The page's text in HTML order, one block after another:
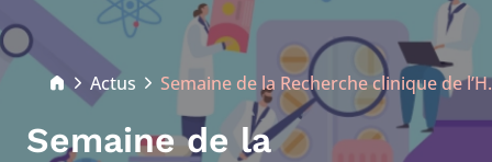
Breadcrumb
Actus
Current:
Semaine de la Recherche clinique de
Semaine de la